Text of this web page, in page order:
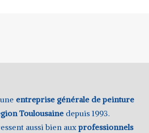
entreprise générale de peinture
Toulousaine depuis 1993.
aussi bien auxprofessionnels